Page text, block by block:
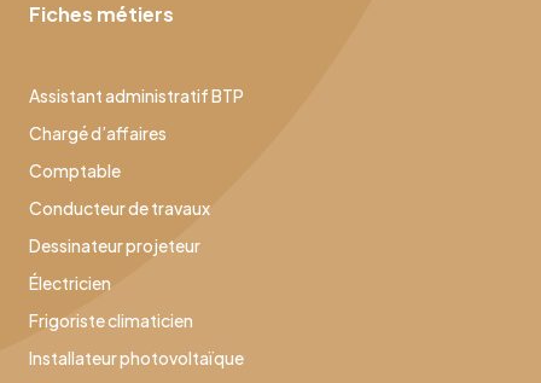
Fiches métiers
Assistant administratif BTP
Chargé d’affaires
Comptable
Conducteur de travaux
Dessinateur projeteur
Électricien
Frigoriste climaticien
Installateur photovoltaïque